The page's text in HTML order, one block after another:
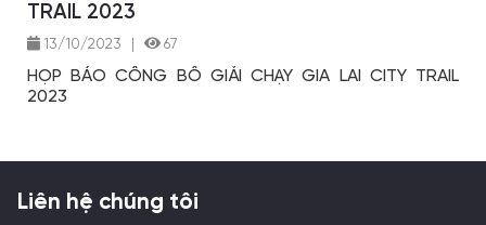
TRAIL 2023
13/10/2023 67
HỌP BÁO CÔNG BỐ GIẢI CHẠY GIA LAI CITY TRAIL
2023
Liên hệ chúng tôi